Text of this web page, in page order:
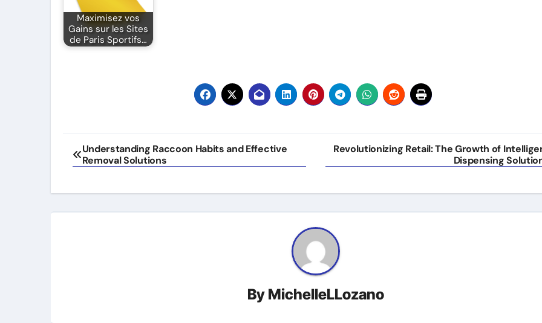
Maximisez vos
Gains sur les Sites
de Paris Sportifs…
Post
navigation
Understanding Raccoon Habits and Effective
Removal Solutions
Revolutionizing Retail: The Growth of
Dispensing
By MichelleLLozano